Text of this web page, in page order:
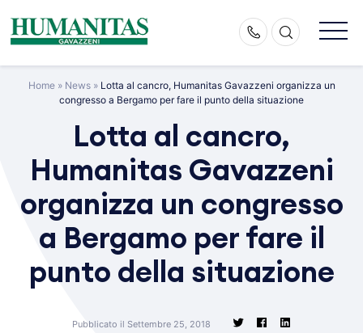
content
Home» News» Lotta al cancro, Humanitas Gavazzeni organizza un
congresso a Bergamo per fare il punto della situazione
Lotta al cancro,
Humanitas Gavazzeni
organizza un congresso
a Bergamo per fare il
punto della situazione
Pubblicato il Settembre 25, 2018